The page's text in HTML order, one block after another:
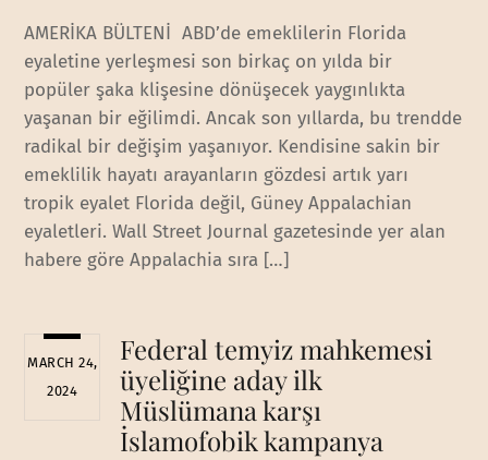
AMERİKA BÜLTENİ ABD’de emeklilerin Florida
eyaletine yerleşmesi son birkaç on yılda bir
popüler şaka klişesine dönüşecek yaygınlıkta
yaşanan bir eğilimdi. Ancak son yıllarda, bu trendde
radikal bir değişim yaşanıyor. Kendisine sakin bir
emeklilik hayatı arayanların gözdesi artık yarı
tropik eyalet Florida değil, Güney Appalachian
eyaletleri. Wall Street Journal gazetesinde yer alan
habere göre Appalachia sıra […]
MARCH 24,
2024
Federal temyiz mahkemesi
üyeliğine aday ilk
Müslümana karşı
İslamofobik kampanya